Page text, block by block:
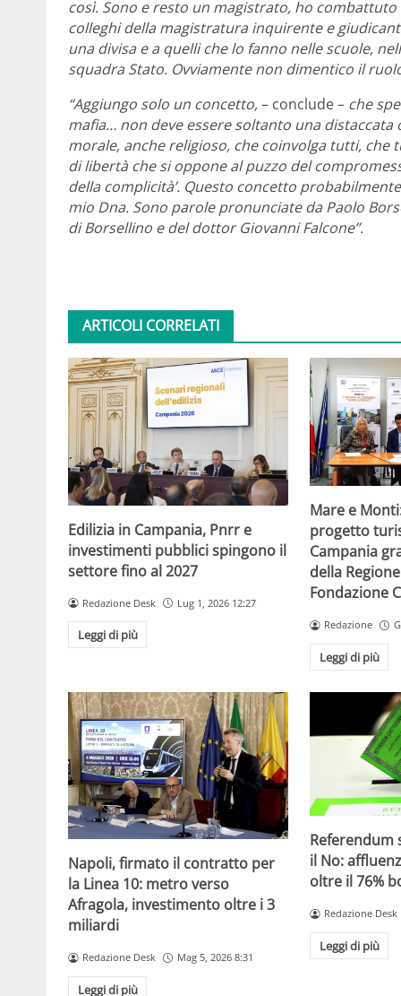
così. Sono e resto un magistrato, ho
colleghi della magistratura inquirente e
una divisa e a quelli che lo fanno nelle scuole,
squadra Stato. Ovviamente non dimentico il
“Aggiungo solo un concetto,– conclude – che
mafia… non deve essere soltanto una
morale, anche religioso, che coinvolga tutti,
di libertà che si oppone al puzzo del
della complicità’. Questo concetto
mio Dna. Sono parole pronunciate da Paolo
di Borsellino e del dottor Giovanni Falcone”.
ARTICOLI CORRELATI
Edilizia in Campania, Pnrr e
investimenti pubblici spingono il
settore fino al 2027
Redazione Desk Lug 1, 2026 12:27
Leggi di più
Mare e
progetto
Campania
della
Fondazione
Redazione
Leggi di più
Napoli, firmato il contratto per
la Linea 10: metro verso
Afragola, investimento oltre i 3
miliardi
Redazione Desk Mag 5, 2026 8:31
Leggi di più
Referendum
il No:
oltre il 76%
Redazione Desk
Leggi di più